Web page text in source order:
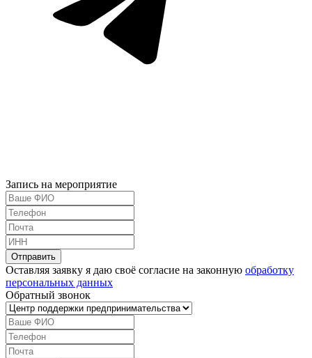
Запись на мероприятие
Оставляя заявку я даю своё согласие на законную обработку
персональных данных
Обратный звонок